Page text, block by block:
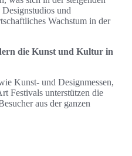
und
Wachstum in der
die Kunst und Kultur in
Kunst- und Designmessen,
Festivals unterstützen die
aus der ganzen